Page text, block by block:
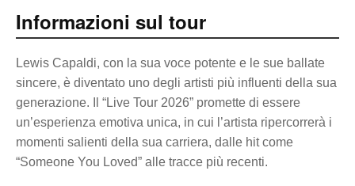
Informazioni sul tour
Lewis Capaldi, con la sua voce potente e le sue ballate
sincere, è diventato uno degli artisti più influenti della sua
generazione. Il “Live Tour 2026” promette di essere
un’esperienza emotiva unica, in cui l’artista ripercorrerà i
momenti salienti della sua carriera, dalle hit come
“Someone You Loved” alle tracce più recenti.